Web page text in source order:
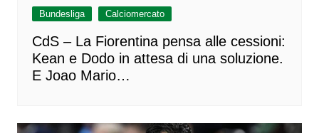
Bundesliga Calciomercato
CdS – La Fiorentina pensa alle cessioni:
Kean e Dodo in attesa di una soluzione.
E Joao Mario…